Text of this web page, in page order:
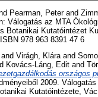
Pearman, Peterand
Válogatás az MTA
Botanikai Kutatóintézet
978 963 8391 47 6
Virágh, Kláraand
Kovács-Láng, Edit and
országos
2009.
Kutatóintézete,